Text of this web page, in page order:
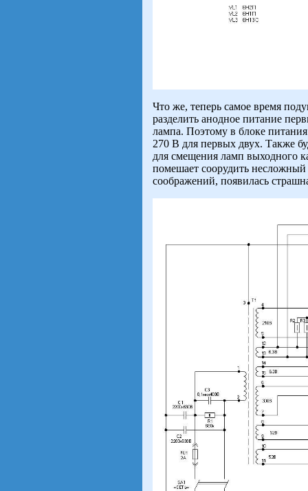
Что же, теперь самое время
разделить анодное питание
лампа. Поэтому в блоке
270 В для первых двух. Также
для смещения ламп выходного
помешает соорудить несложный
соображений, появилась